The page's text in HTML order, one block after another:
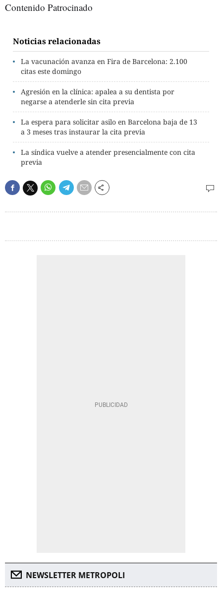
Contenido Patrocinado
Noticias relacionadas
La vacunación avanza en Fira de Barcelona: 2.100
citas este domingo
Agresión en la clínica: apalea a su dentista por
negarse a atenderle sin cita previa
La espera para solicitar asilo en Barcelona baja de 13
a 3 meses tras instaurar la cita previa
La síndica vuelve a atender presencialmente con cita
previa
NEWSLETTER METROPOLI